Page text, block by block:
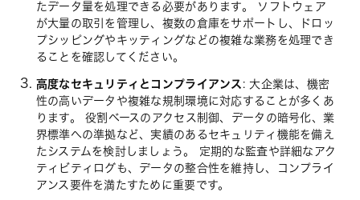
たデータ量を処理できる必要があります。 ソフトウェア
が大量の取引を管理し、複数の倉庫をサポートし、ドロッ
プシッピングやキッティングなどの複雑な業務を処理でき
ることを確認してください。
高度なセキュリティとコンプライアンス : 大企業は、機密
性の高いデータや複雑な規制環境に対応することが多くあ
ります。 役割ベースのアクセス制御、データの暗号化、業
界標準への準拠など、実績のあるセキュリティ機能を備え
たシステムを検討しましょう。 定期的な監査や詳細なアク
ティビティログも、データの整合性を維持し、コンプライ
アンス要件を満たすために重要です。